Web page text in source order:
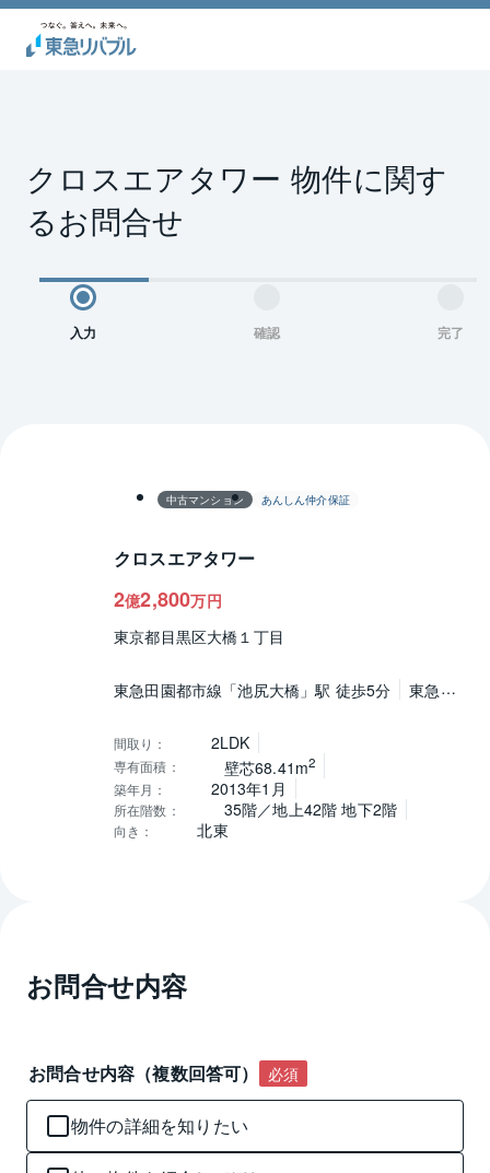
クロスエアタワー 物件に関す
るお問合せ
入力 確認 完了
中古マンション あんしん仲介保証
クロスエアタワー
2億2,800万円
東京都目黒区大橋１丁目
東急田園都市線「池尻大橋」駅 徒歩5分
東急東
徒歩20分
間取り ： 2LDK
専有面積 ： 壁芯68.41m2
築年月 ： 2013年1月
所在階数 ： 35階／地上42階 地下2階
向き ： 北東
お問合せ内容
お問合せ内容（複数回答可） 必須
物件の詳細を知りたい